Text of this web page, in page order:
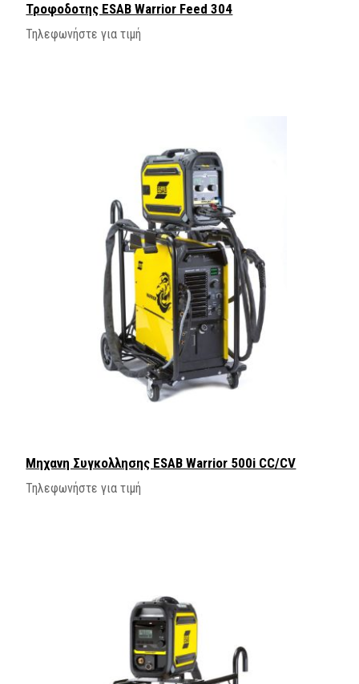
Τροφοδοτης ESAB Warrior Feed 304
Τηλεφωνήστε για τιμή
Μηχανη Συγκολλησης ΕSAB Warrior 500i CC/CV
Τηλεφωνήστε για τιμή